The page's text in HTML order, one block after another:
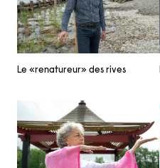
Le «renatureur» des rives